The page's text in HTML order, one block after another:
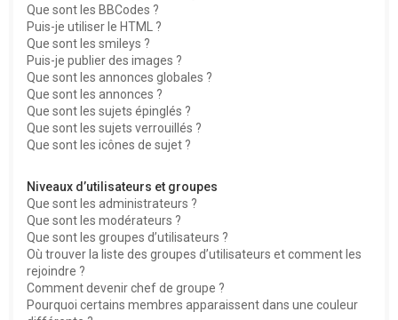
Que sont les BBCodes ?
Puis-je utiliser le HTML ?
Que sont les smileys ?
Puis-je publier des images ?
Que sont les annonces globales ?
Que sont les annonces ?
Que sont les sujets épinglés ?
Que sont les sujets verrouillés ?
Que sont les icônes de sujet ?
Niveaux d’utilisateurs et groupes
Que sont les administrateurs ?
Que sont les modérateurs ?
Que sont les groupes d’utilisateurs ?
Où trouver la liste des groupes d’utilisateurs et comment les
rejoindre ?
Comment devenir chef de groupe ?
Pourquoi certains membres apparaissent dans une couleur